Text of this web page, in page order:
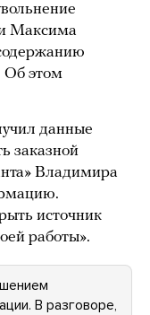
Максима
Об этом
данные
заказной
Владимира
источник
работы».
В разговоре,